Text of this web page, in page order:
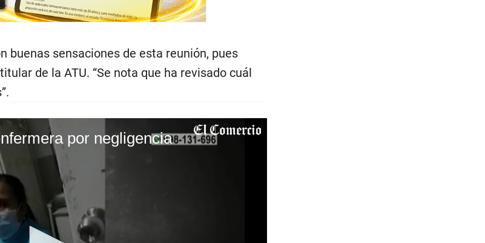
buenas sensaciones de esta reunión, pues
de la ATU. “Se nota que ha revisado cuál
por negligencia